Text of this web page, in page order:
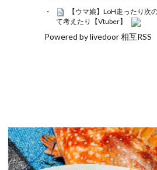
【ウマ娘】LoH走ったり次
て考えたり【Vtuber】
Powered by livedoor 相互RSS